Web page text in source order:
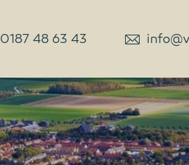
0187 48 63 43